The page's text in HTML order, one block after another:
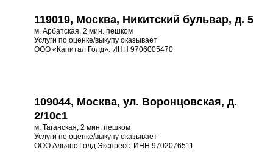
119019, Москва, Никитский бульвар, д. 5
м. Арбатская, 2 мин. пешком
Услуги по оценке/выкупу оказывает
ООО «Капитал Голд». ИНН 9706005470
109044, Москва, ул. Воронцовская, д.
2/10с1
м. Таганская, 2 мин. пешком
Услуги по оценке/выкупу оказывает
ООО Альянс Голд Экспресс. ИНН 9702076511